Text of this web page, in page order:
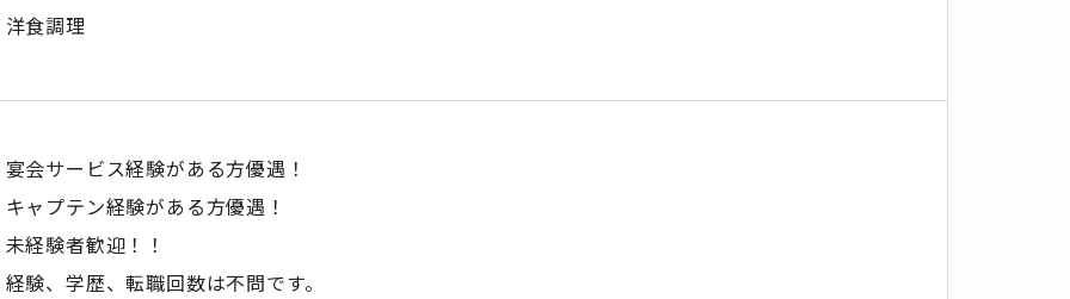
洋食調理
宴会サービス経験がある方優遇！
キャプテン経験がある方優遇！
未経験者歓迎！！
経験、学歴、転職回数は不問です。